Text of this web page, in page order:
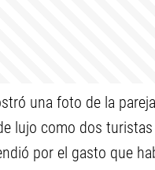
una foto de la
lujo como dos
por el gasto que